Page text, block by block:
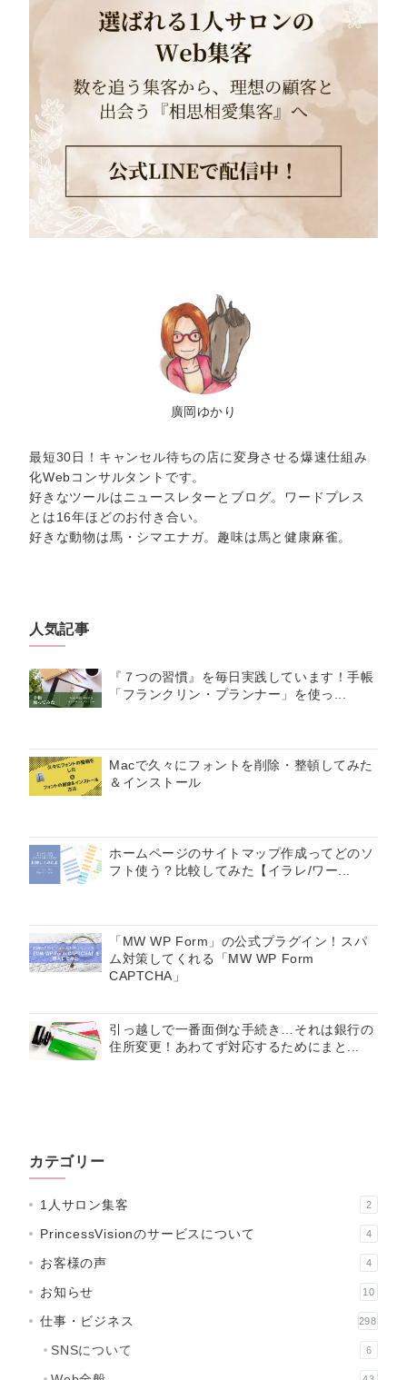
廣岡ゆかり
最短30日！キャンセル待ちの店に変身させる爆速仕組み
化Webコンサルタントです。
好きなツールはニュースレターとブログ。ワードプレス
とは16年ほどのお付き合い。
好きな動物は馬・シマエナガ。趣味は馬と健康麻雀。
人気記事
『７つの習慣』を毎日実践しています！手帳
「フランクリン・プランナー」を使っ...
Macで久々にフォントを削除・整頓してみた
＆インストール
ホームページのサイトマップ作成ってどのソ
フト使う？比較してみた【イラレ/ワー...
「MW WP Form」の公式プラグイン！スパ
ム対策してくれる「MW WP Form
CAPTCHA」
引っ越しで一番面倒な手続き…それは銀行の
住所変更！あわてず対応するためにまと...
カテゴリー
1人サロン集客 2
PrincessVisionのサービスについて 4
お客様の声 4
お知らせ 10
仕事・ビジネス 298
SNSについて 6